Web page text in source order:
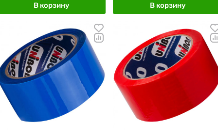
В корзину В корзину